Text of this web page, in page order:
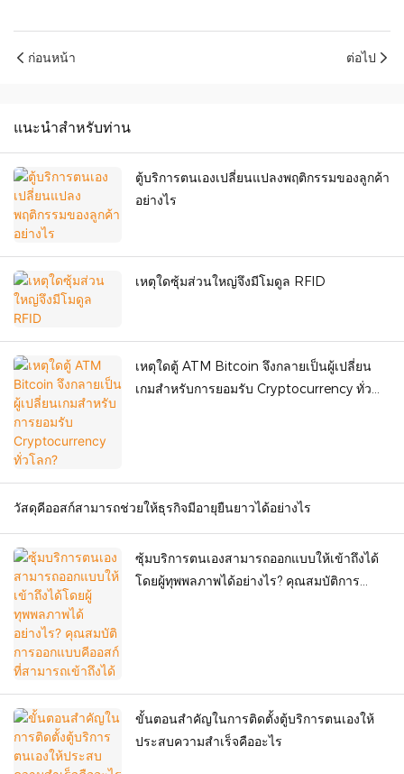
ก่อนหน้า ต่อไป
แนะนำสำหรับท่าน
ตู้บริการตนเองเปลี่ยนแปลงพฤติกรรมของลูกค้า
อย่างไร
เหตุใดซุ้มส่วนใหญ่จึงมีโมดูล RFID
เหตุใดตู้ ATM Bitcoin จึงกลายเป็นผู้เปลี่ยน
เกมสำหรับการยอมรับ Cryptocurrency ทั่ว
วัสดุคีออสก์สามารถช่วยให้ธุรกิจมีอายุยืนยาวได้อย่างไร
ซุ้มบริการตนเองสามารถออกแบบให้เข้าถึงได้
โดยผู้ทุพพลภาพได้อย่างไร? คุณสมบัติการ
ขั้นตอนสำคัญในการติดตั้งตู้บริการตนเองให้
ประสบความสำเร็จคืออะไร